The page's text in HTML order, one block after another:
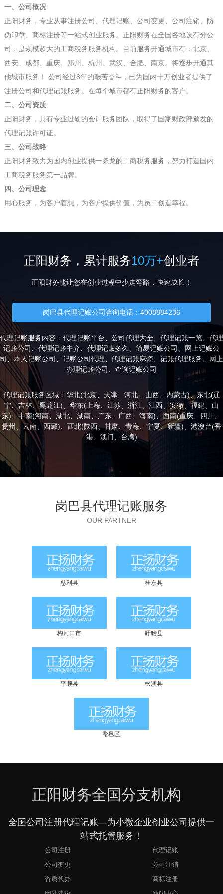
一、公司概况
正阳财务，专业从事注册公司、代理记账、公司变更、公司注销、防
伪印章、商标注册等一站式创业服务。正阳财务在全国各地设有分公
司，是规模超大的工商税务服务机构。目前服务开通城市有： 北京、
西安、成都、重庆、郑州、杭州、武汉、合肥、南京。将逐步开通其
他城市服务！ 公司经过8年的艰苦奋斗，已为国内十万创业者提供了
注册公司和代理记账服务。在每个城市都有正阳财务的客户。
二、公司资质
正阳财务，具有专业过硬的会计服务团队，取得了国家财政部颁发的
代理记账许可证。
三、公司战略
正阳财务致力为国内创业提供一条龙的工商税务服务，努力打造国内
工商税务服务第一品牌。
四、公司理念
用心服务，为客户着想，为客户提供价值，为员工创造幸福。
正阳财务，累计服务10万+创业者
正阳财务能让您在创业过程中少走弯路，快速成长！
岗巴县代理记账公司咨询电话：4008884236
代理记账服务内容：代理记账平台、公司代理大全、代理记账一览、代理
记账公司、代理记账中介、代理记账多久、简易记账公司、网上记账公
司、本人记账公司、记账公司代理、代理记账麻烦、记账代理服务、网上
办理记账公司、查询记账公司
代理记账服务区域：华北(北京、 天津、 河北、 山西、 内蒙古)、东北(辽
宁、吉林、黑龙江)、华东(上海、 江苏、 浙江、 江西、 安徽、福建、 山
东)、中南(河南、 湖北、 湖南、 广东、 广西、 海南)、西南(重庆、 四川 、
贵州 、 云南、西藏)、西北(陕西、甘肃、 青海、 宁夏、新疆)、港澳台(香
港、 澳门、 台湾)
岗巴县代理记账服务
OUR PARTNER
慈利县 桂东县
梅河口市 盱眙县
平顺县 松溪县
鄠邑区
正阳财务全国分支机构
全国公司注册代理记账—为小微企业创业公司提供一
站式托管服务！
公司注册
代理记账
公司变更
公司注销
资质代办
商标注册